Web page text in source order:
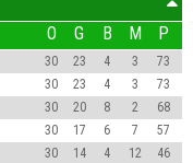
O G B M P
30 23 4 3
73
30 23 4 3
73
30 20 8 2
68
30 17 6 7
57
30 14 4 12
46